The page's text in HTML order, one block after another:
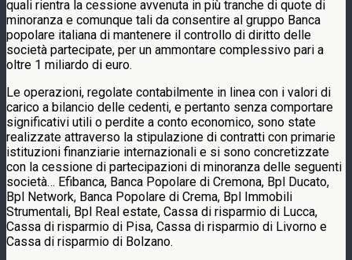
quali rientra la cessione avvenuta in più tranche di quote di
minoranza e comunque tali da consentire al gruppo Banca
popolare italiana di mantenere il controllo di diritto delle
società partecipate, per un ammontare complessivo pari a
oltre 1 miliardo di euro.
Le operazioni, regolate contabilmente in linea con i valori di
carico a bilancio delle cedenti, e pertanto senza comportare
significativi utili o perdite a conto economico, sono state
realizzate attraverso la stipulazione di contratti con primarie
istituzioni finanziarie internazionali e si sono concretizzate
con la cessione di partecipazioni di minoranza delle seguenti
società… Efibanca, Banca Popolare di Cremona, Bpl Ducato,
Bpl Network, Banca Popolare di Crema, Bpl Immobili
Strumentali, Bpl Real estate, Cassa di risparmio di Lucca,
Cassa di risparmio di Pisa, Cassa di risparmio di Livorno e
Cassa di risparmio di Bolzano.